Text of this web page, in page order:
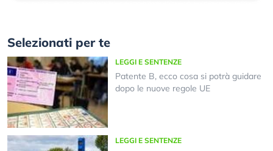
Selezionati per te
LEGGI E SENTENZE
Patente B, ecco cosa si potrà guidare
dopo le nuove regole UE
LEGGI E SENTENZE